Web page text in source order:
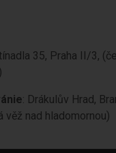
35, Praha II/3,
: Drákulův Hrad,
věž nad hladomornou)